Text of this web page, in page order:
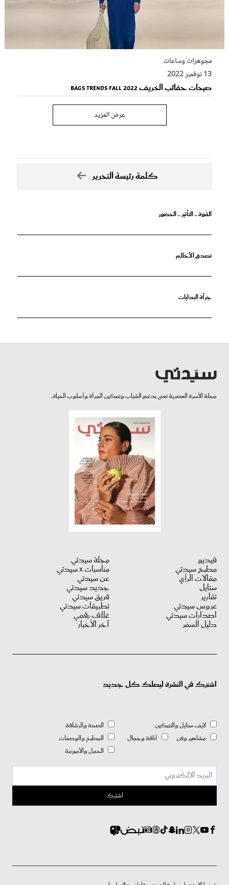
مجوهرات وساعات
13 نوفمبر 2022
صيحات حقائب الخريف Bags Trends Fall 2022
عرض المزيد
كلمة رئيسة التحرير
القوة .. التأثير .. الحضور
تصدق الأحلام
جرأة البدايات
مجلة الأسرة العصرية تعنى بدعم الشباب وتمكين المرأة وأسلوب الحياة.
فيديو
مطبخ سيدتي
مقالات الرأي
ستايل
تقارير
عروس سيدتي
اصدارات سيدتي
دليل السفر
مجلة سيدتي
مناسبات X سيدتي
عن سيدتي
جديد سيدتي
فريق سيدتي
تطبيقات سيدتي
غلاف رقمي
آخر الأخبار
اشترك في النشرة ليصلك كل جديد
لايف ستايل والتمكين
مشاهير وفن
أناقة وجمال
الصحة والرشاقة
المطبخ والوصفات
الحمل والأمومة